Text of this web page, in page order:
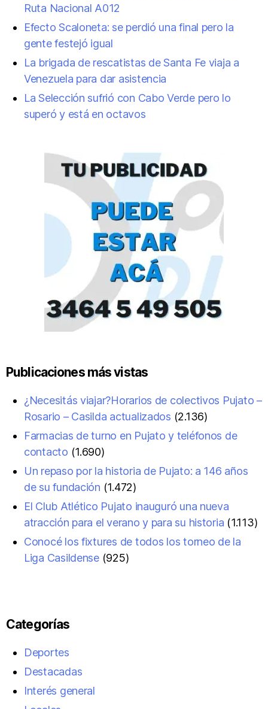
Ruta Nacional A012
Efecto Scaloneta: se perdió una final pero la
gente festejó igual
La brigada de rescatistas de Santa Fe viaja a
Venezuela para dar asistencia
La Selección sufrió con Cabo Verde pero lo
superó y está en octavos
Publicaciones más vistas
¿Necesitás viajar?Horarios de colectivos Pujato –
Rosario – Casilda actualizados (2.136)
Farmacias de turno en Pujato y teléfonos de
contacto (1.690)
Un repaso por la historia de Pujato: a 146 años
de su fundación (1.472)
El Club Atlético Pujato inauguró una nueva
atracción para el verano y para su historia (1.113)
Conocé los fixtures de todos los torneo de la
Liga Casildense (925)
Categorías
Deportes
Destacadas
Interés general